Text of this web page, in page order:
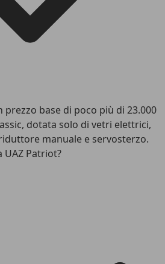
prezzo base di poco più di 23.000
dotata solo di vetri elettrici,
manuale e servosterzo.
Patriot?